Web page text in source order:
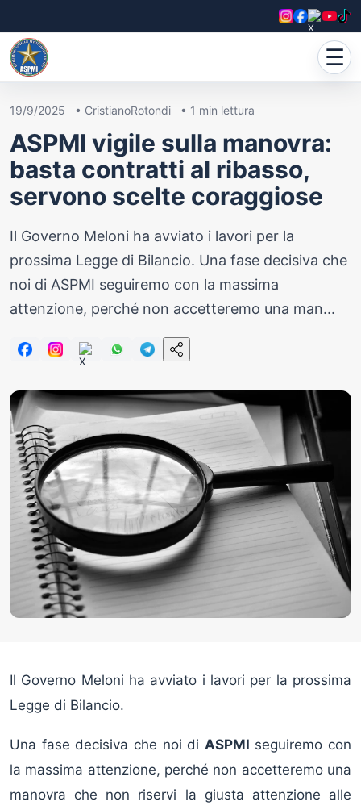
☰
19/9/2025 • CristianoRotondi • 1 min lettura
ASPMI vigile sulla manovra:
basta contratti al ribasso,
servono scelte coraggiose
Il Governo Meloni ha avviato i lavori per la
prossima Legge di Bilancio. Una fase decisiva che
noi di ASPMI seguiremo con la massima
attenzione, perché non accetteremo una man...
Il Governo Meloni ha avviato i lavori per la prossima
Legge di Bilancio.
Una fase decisiva che noi di ASPMI seguiremo con
la massima attenzione, perché non accetteremo una
manovra che non riservi la giusta attenzione alle